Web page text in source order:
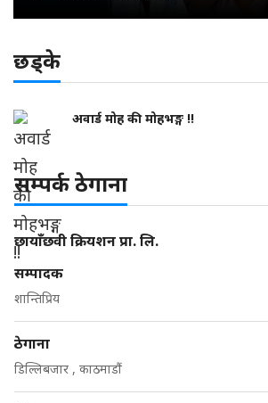
छड्के
अवार्ड मोह की मोहभङ्ग !!
सम्पर्क ठेगाना
छायाँछवी क्रियशन प्रा. लि.
सम्पादक
शान्तिप्रिय
ठेगाना
डिल्लिबजार , काठमाडौं